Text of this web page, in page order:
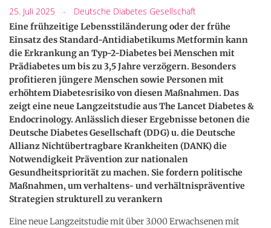
25. Juli 2025 - Deutsche Diabetes Gesellschaft
Eine frühzeitige Lebensstiländerung oder der frühe
Einsatz des Standard-Antidiabetikums Metformin kann
die Erkrankung an Typ-2-Diabetes bei Menschen mit
Prädiabetes um bis zu 3,5 Jahre verzögern. Besonders
profitieren jüngere Menschen sowie Personen mit
erhöhtem Diabetesrisiko von diesen Maßnahmen. Das
zeigt eine neue Langzeitstudie aus The Lancet Diabetes &
Endocrinology. Anlässlich dieser Ergebnisse betonen die
Deutsche Diabetes Gesellschaft (DDG) u. die Deutsche
Allianz Nichtübertragbare Krankheiten (DANK) die
Notwendigkeit Prävention zur nationalen
Gesundheitspriorität zu machen. Sie fordern politische
Maßnahmen, um verhaltens- und verhältnispräventive
Strategien strukturell zu verankern
Eine neue Langzeitstudie mit über 3.000 Erwachsenen mit